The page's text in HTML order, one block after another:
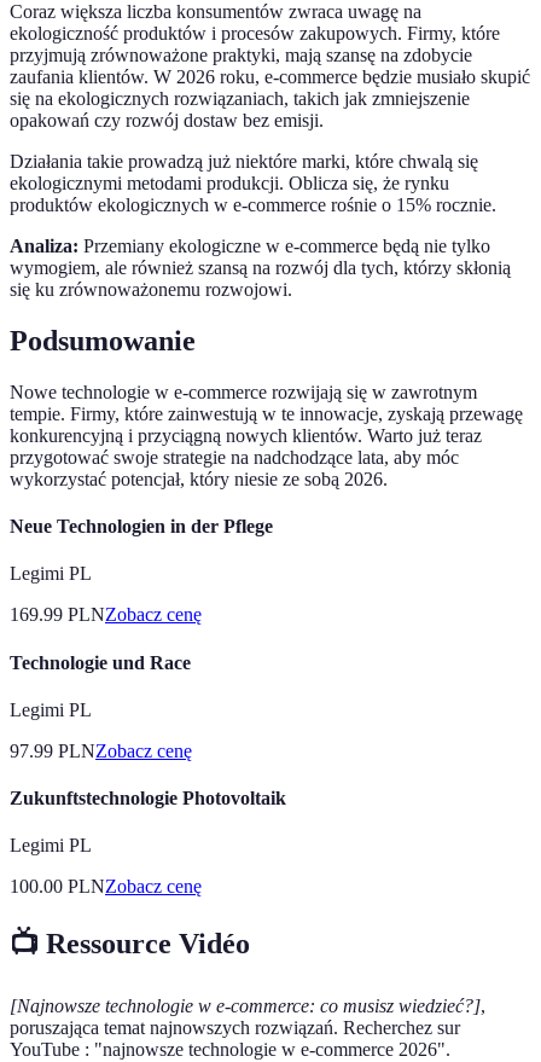
Coraz większa liczba konsumentów zwraca uwagę na
ekologiczność produktów i procesów zakupowych. Firmy, które
przyjmują zrównoważone praktyki, mają szansę na zdobycie
zaufania klientów. W 2026 roku, e-commerce będzie musiało skupić
się na ekologicznych rozwiązaniach, takich jak zmniejszenie
opakowań czy rozwój dostaw bez emisji.
Działania takie prowadzą już niektóre marki, które chwalą się
ekologicznymi metodami produkcji. Oblicza się, że rynku
produktów ekologicznych w e-commerce rośnie o 15% rocznie.
Analiza: Przemiany ekologiczne w e-commerce będą nie tylko
wymogiem, ale również szansą na rozwój dla tych, którzy skłonią
się ku zrównoważonemu rozwojowi.
Podsumowanie
Nowe technologie w e-commerce rozwijają się w zawrotnym
tempie. Firmy, które zainwestują w te innowacje, zyskają przewagę
konkurencyjną i przyciągną nowych klientów. Warto już teraz
przygotować swoje strategie na nadchodzące lata, aby móc
wykorzystać potencjał, który niesie ze sobą 2026.
Neue Technologien in der Pflege
Legimi PL
169.99 PLNZobacz cenę
Technologie und Race
Legimi PL
97.99 PLNZobacz cenę
Zukunftstechnologie Photovoltaik
Legimi PL
100.00 PLNZobacz cenę
📺 Ressource Vidéo
[Najnowsze technologie w e-commerce: co musisz wiedzieć?],
poruszająca temat najnowszych rozwiązań. Recherchez sur
YouTube : "najnowsze technologie w e-commerce 2026".